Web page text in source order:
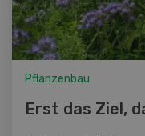
Pflanzenbau
Erst das Ziel,